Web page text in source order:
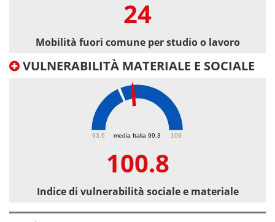
24
Mobilità fuori comune per studio o lavoro
VULNERABILITÀ MATERIALE E SOCIALE
media Italia 99.3
93.6 109
100.8
Indice di vulnerabilità sociale e materiale